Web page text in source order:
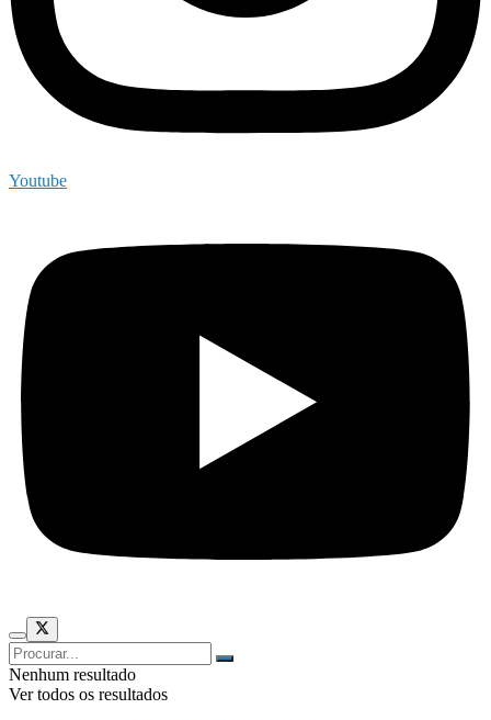
Youtube
Nenhum resultado
Ver todos os resultados